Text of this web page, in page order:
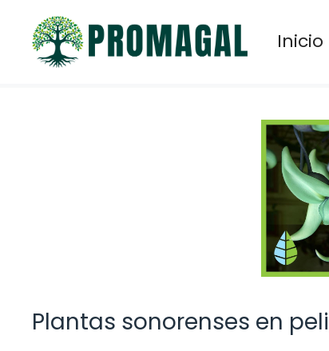
contenido
Inicio
Plantas sonorenses en